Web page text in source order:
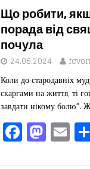
e
b
o
o
k
o
d
o
n
l
Що робити,
порада від
почула
24.06.2024
Коли до стародавніх
скаргами на життя, ті
завдати нікому болю”.
F
a
M
a
E
m